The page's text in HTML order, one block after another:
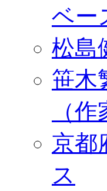
ベー
松島
笹木
（
京都
ス